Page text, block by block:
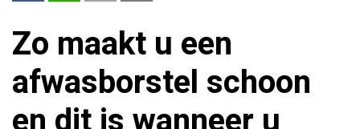
Zo maakt u een
afwasborstel schoon